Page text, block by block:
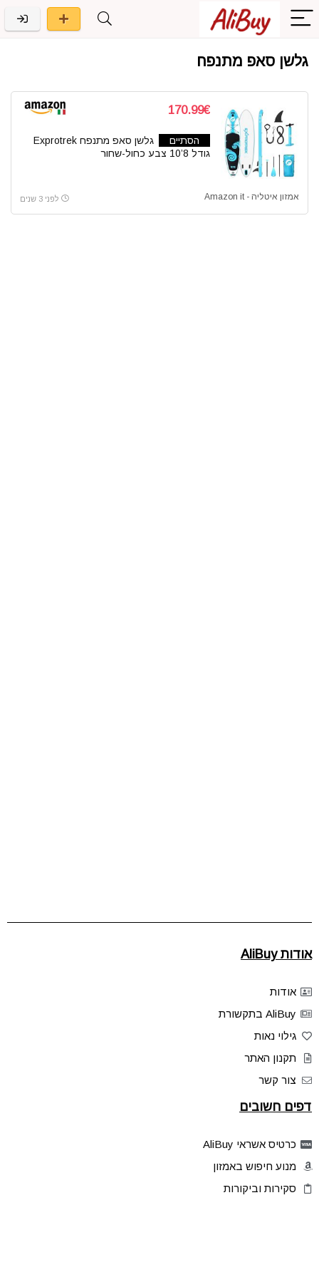
גלשן סאפ מתנפח
170.99€
הסתיים
גלשן סאפ מתנפח Exprotrek
גודל 8’10 צבע כחול-שחור
אמזון איטליה - Amazon it לפני 3 שנים
אודות AliBuy
אודות
AliBuy בתקשורת
גילוי נאות
תקנון האתר
צור קשר
דפים חשובים
כרטיס אשראי AliBuy
מנוע חיפוש באמזון
סקירות וביקורות